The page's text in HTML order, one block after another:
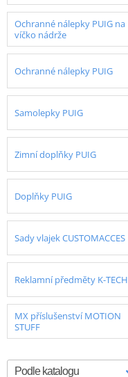
Ochranné nálepky PUIG na
víčko nádrže
Ochranné nálepky PUIG
Samolepky PUIG
Zimní doplňky PUIG
Doplňky PUIG
Sady vlajek CUSTOMACCES
Reklamní předměty K-TECH
MX příslušenství MOTION
STUFF